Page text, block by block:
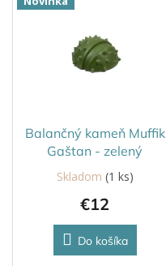
Balančný kameň Muffik
Gaštan - zelený
Skladom (1 ks)
€12
Do košíka